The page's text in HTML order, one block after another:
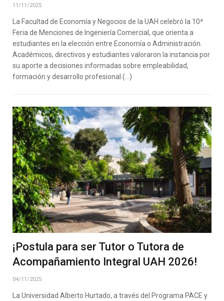
11/11/2025
La Facultad de Economía y Negocios de la UAH celebró la 10ª
Feria de Menciones de Ingeniería Comercial, que orienta a
estudiantes en la elección entre Economía o Administración.
Académicos, directivos y estudiantes valoraron la instancia por
su aporte a decisiones informadas sobre empleabilidad,
formación y desarrollo profesional (…)
¡Postula para ser Tutor o Tutora de
Acompañamiento Integral UAH 2026!
04/11/2025
La Universidad Alberto Hurtado, a través del Programa PACE y